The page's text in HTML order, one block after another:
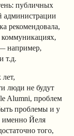
публичных
администрации
рекомендовала,
например,
т.д.
люди не будут
Alumni, проблем
проблемы и у
именно Йеля
того,